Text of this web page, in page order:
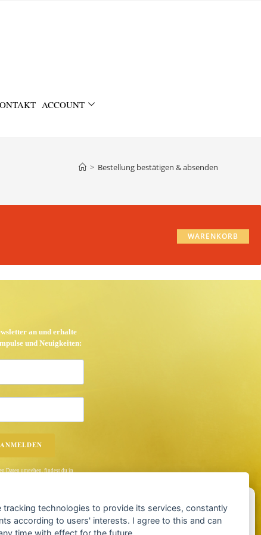
Cookie-Einwilligung verwalten
Erfahrungen zu bieten, verwenden wir Technologien wie Cookies, um
ACCOUNT
> Bestellung bestätigen & absenden
WARENKORB
an und erhalte
und Neuigkeiten:
Daten umgehen, findest du in
technologies to provide its services, constantly
according to users' interests. I agree to this and can